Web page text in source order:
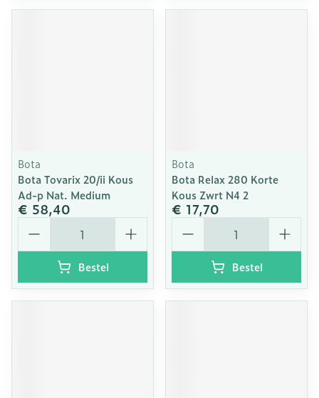
Bota
Bota Tovarix 20/ii Kous
Ad-p Nat. Medium
€ 58,40
Aantal
Bestel
Bota
Bota Relax 280 Korte
Kous Zwrt N4 2
€ 17,70
Aantal
Bestel